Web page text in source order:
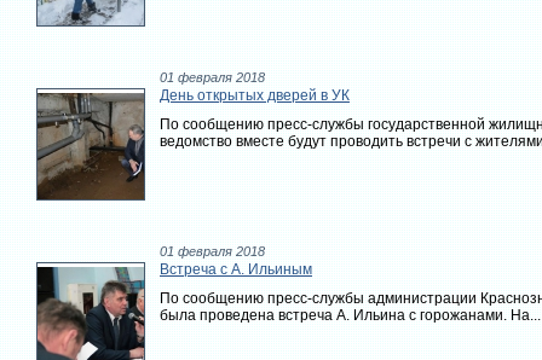
01 февраля 2018
День открытых дверей в УК
По сообщению пресс-службы государственной
ведомство вместе будут проводить встречи с
01 февраля 2018
Встреча с А. Ильиным
По сообщению пресс-службы администрации
была проведена встреча А. Ильина с горожанами. На...